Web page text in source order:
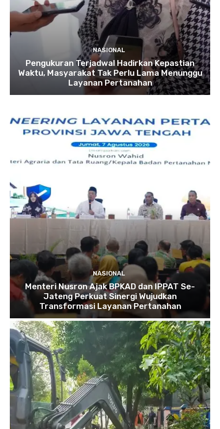
NASIONAL
Pengukuran Terjadwal Hadirkan Kepastian
Waktu, Masyarakat Tak Perlu Lama Menunggu
Layanan Pertanahan
NASIONAL
Menteri Nusron Ajak BPKAD dan IPPAT Se-
Jateng Perkuat Sinergi Wujudkan
Transformasi Layanan Pertanahan